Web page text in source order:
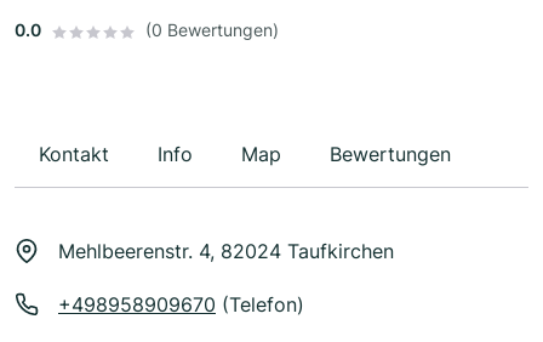
0.0 (0 Bewertungen)
Kontakt Info Map Bewertungen
Mehlbeerenstr. 4, 82024 Taufkirchen
+498958909670 (Telefon)